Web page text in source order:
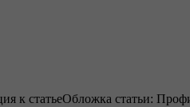
Обложка статьи: